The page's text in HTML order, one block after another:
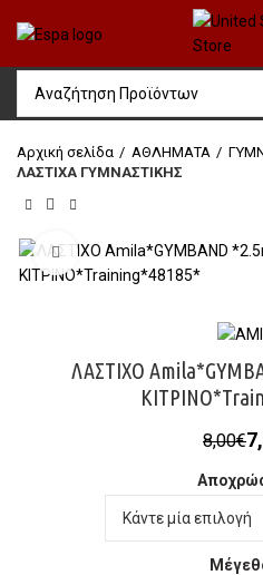
Αρχική σελίδα ΑΘΛΗΜΑΤΑ
ΛΑΣΤΙΧΑ ΓΥΜΝΑΣΤΙΚΗΣ
Click to enlarge
ΛΑΣΤΙΧΟ
8,00€